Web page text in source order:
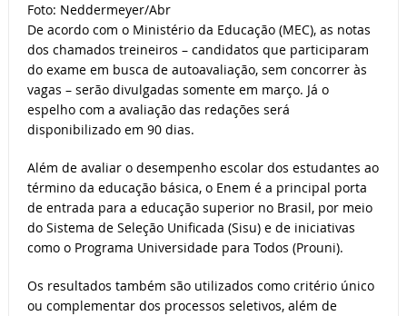
Foto: Neddermeyer/Abr
De acordo com o Ministério da Educação (MEC), as notas
dos chamados treineiros – candidatos que participaram
do exame em busca de autoavaliação, sem concorrer às
vagas – serão divulgadas somente em março. Já o
espelho com a avaliação das redações será
disponibilizado em 90 dias.
Além de avaliar o desempenho escolar dos estudantes ao
término da educação básica, o Enem é a principal porta
de entrada para a educação superior no Brasil, por meio
do Sistema de Seleção Unificada (Sisu) e de iniciativas
como o Programa Universidade para Todos (Prouni).
Os resultados também são utilizados como critério único
ou complementar dos processos seletivos, além de